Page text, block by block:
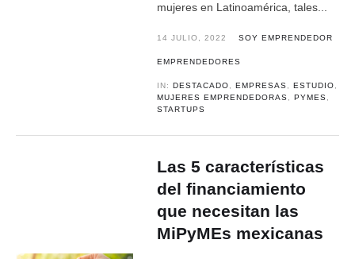
mujeres en Latinoamérica, tales...
14 JULIO, 2022 SOY EMPRENDEDOR
EMPRENDEDORES
IN:DESTACADO ,EMPRESAS ,ESTUDIO
MUJERES EMPRENDEDORAS
,PYMES
STARTUPS
Las 5 características
del financiamiento
que necesitan las
MiPyMEs mexicanas